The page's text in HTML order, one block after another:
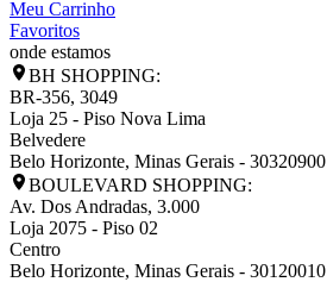
Meu Carrinho
Favoritos
onde estamos
BH SHOPPING:
BR-356, 3049
Loja 25 - Piso Nova Lima
Belvedere
Belo Horizonte, Minas Gerais - 30320900
BOULEVARD SHOPPING:
Av. Dos Andradas, 3.000
Loja 2075 - Piso 02
Centro
Belo Horizonte, Minas Gerais - 30120010